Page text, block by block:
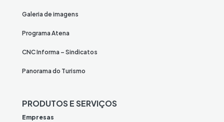
Galeria de imagens
Programa Atena
CNC Informa – Sindicatos
Panorama do Turismo
PRODUTOS E SERVIÇOS
Empresas